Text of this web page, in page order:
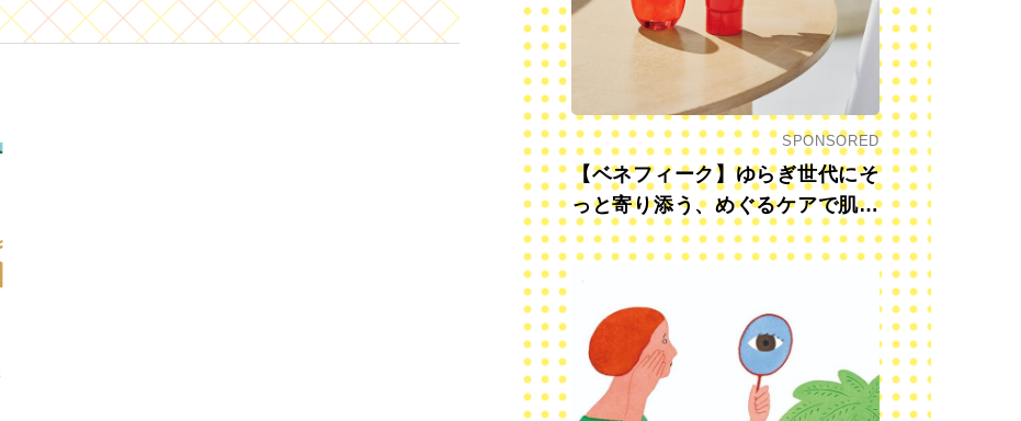
SPONSORED
【ベネフィーク】ゆらぎ世代にそ
っと寄り添う、めぐるケアで肌も
心も前向きに